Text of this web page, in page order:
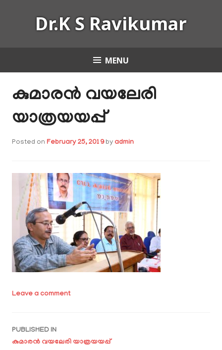
Dr.K S Ravikumar
MENU
കുമാരൻ വയലേരി
യാത്രയയപ്പ്
Posted on February 25, 2019by admin
Leave a comment
Post
PUBLISHED IN
കുമാരൻ വയലേരി യാത്രയയപ്പ്